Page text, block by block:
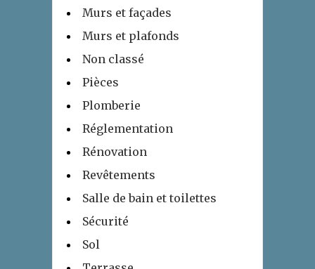
Murs et façades
Murs et plafonds
Non classé
Pièces
Plomberie
Réglementation
Rénovation
Revêtements
Salle de bain et toilettes
Sécurité
Sol